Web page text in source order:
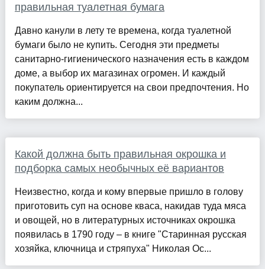
правильная туалетная бумага
Давно канули в лету те времена, когда туалетной
бумаги было не купить. Сегодня эти предметы
санитарно-гигиенического назначения есть в каждом
доме, а выбор их магазинах огромен. И каждый
покупатель ориентируется на свои предпочтения. Но
каким должна...
Какой должна быть правильная окрошка и
подборка самых необычных её вариантов
Неизвестно, когда и кому впервые пришло в голову
приготовить суп на основе кваса, накидав туда мяса
и овощей, но в литературных источниках окрошка
по­явилась в 1790 году – в книге "Старинная русская
хозяйка, ключница и стряпуха" Николая Ос...